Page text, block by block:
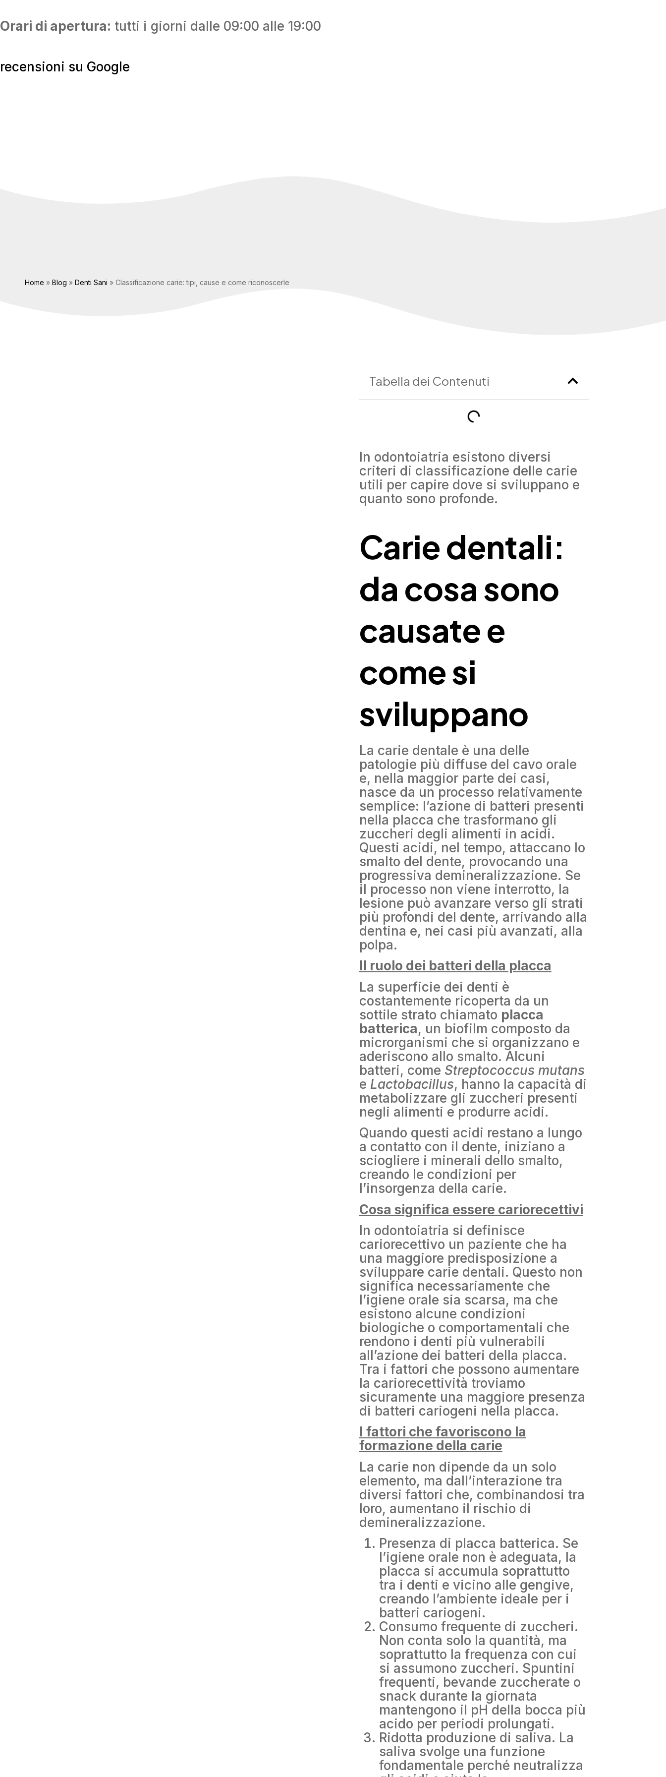
Orari di apertura: tutti i giorni dalle 09:00 alle 19:00
recensioni su Google
Home » Blog » Denti Sani » Classificazione carie: tipi, cause e come riconoscerle
Tabella dei Contenuti
In odontoiatria esistono diversi
criteri di classificazione delle carie
utili per capire dove si sviluppano e
quanto sono profonde.
Carie dentali:
da cosa sono
causate e
come si
sviluppano
La carie dentale è una delle
patologie più diffuse del cavo orale
e, nella maggior parte dei casi,
nasce da un processo relativamente
semplice: l’azione di batteri presenti
nella placca che trasformano gli
zuccheri degli alimenti in acidi.
Questi acidi, nel tempo, attaccano lo
smalto del dente, provocando una
progressiva demineralizzazione. Se
il processo non viene interrotto, la
lesione può avanzare verso gli strati
più profondi del dente, arrivando alla
dentina e, nei casi più avanzati, alla
polpa.
Il ruolo dei batteri della placca
La superficie dei denti è
costantemente ricoperta da un
sottile strato chiamato placca
batterica, un biofilm composto da
microrganismi che si organizzano e
aderiscono allo smalto. Alcuni
batteri, come Streptococcus mutans
e Lactobacillus, hanno la capacità di
metabolizzare gli zuccheri presenti
negli alimenti e produrre acidi.
Quando questi acidi restano a lungo
a contatto con il dente, iniziano a
sciogliere i minerali dello smalto,
creando le condizioni per
l’insorgenza della carie.
Cosa significa essere cariorecettivi
In odontoiatria si definisce
cariorecettivo un paziente che ha
una maggiore predisposizione a
sviluppare carie dentali. Questo non
significa necessariamente che
l’igiene orale sia scarsa, ma che
esistono alcune condizioni
biologiche o comportamentali che
rendono i denti più vulnerabili
all’azione dei batteri della placca.
Tra i fattori che possono aumentare
la cariorecettività troviamo
sicuramente una maggiore presenza
di batteri cariogeni nella placca.
I fattori che favoriscono la
formazione della carie
La carie non dipende da un solo
elemento, ma dall’interazione tra
diversi fattori che, combinandosi tra
loro, aumentano il rischio di
demineralizzazione.
Presenza di placca batterica. Se
l’igiene orale non è adeguata, la
placca si accumula soprattutto
tra i denti e vicino alle gengive,
creando l’ambiente ideale per i
batteri cariogeni.
Consumo frequente di zuccheri.
Non conta solo la quantità, ma
soprattutto la frequenza con cui
si assumono zuccheri. Spuntini
frequenti, bevande zuccherate o
snack durante la giornata
mantengono il pH della bocca più
acido per periodi prolungati.
Ridotta produzione di saliva. La
saliva svolge una funzione
fondamentale perché neutralizza